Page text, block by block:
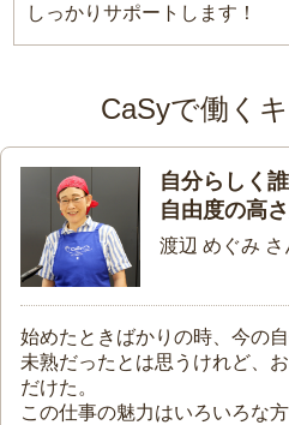
しっかりサポートします！
CaSyで働く
自分らしく
自由度の高
渡辺 めぐみ さ
始めたときばかりの時、今の
未熟だったとは思うけれど、
だけた。
この仕事の魅力はいろいろな